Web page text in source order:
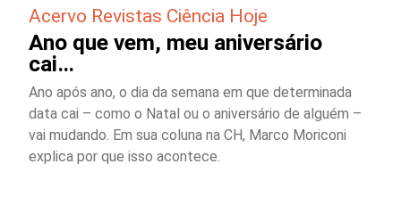
Acervo Revistas Ciência Hoje
Ano que vem, meu aniversário
cai…
Ano após ano, o dia da semana em que determinada
data cai – como o Natal ou o aniversário de alguém –
vai mudando. Em sua coluna na CH, Marco Moriconi
explica por que isso acontece.